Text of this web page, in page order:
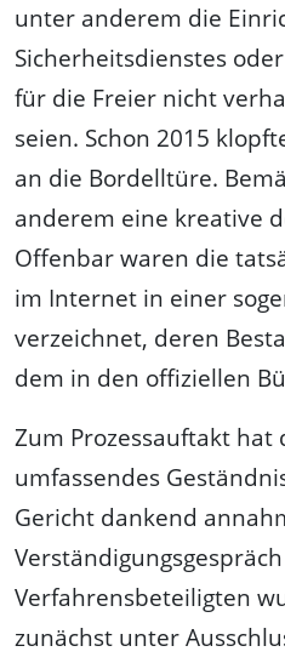
unter anderem die
Sicherheitsdienstes
für die Freier nicht
seien. Schon 2015
an die Bordelltüre.
anderem eine kreative
Offenbar waren die
im Internet in einer
verzeichnet, deren
dem in den offiziellen
Zum Prozessauftakt hat
umfassendes
Gericht dankend
Verfahrensbeteiligten
zunächst unter